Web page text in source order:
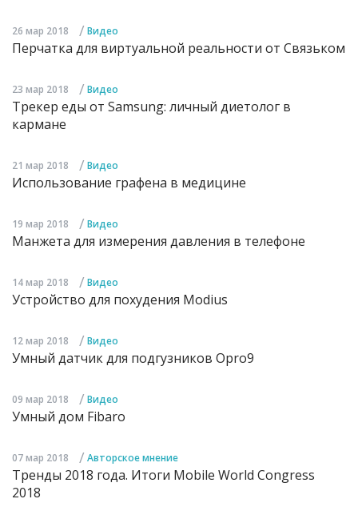
26 мар 2018 / Видео
Перчатка для виртуальной реальности от Связьком
23 мар 2018 / Видео
Трекер еды от Samsung: личный диетолог в
кармане
21 мар 2018 / Видео
Использование графена в медицине
19 мар 2018 / Видео
Манжета для измерения давления в телефоне
14 мар 2018 / Видео
Устройство для похудения Modius
12 мар 2018 / Видео
Умный датчик для подгузников Opro9
09 мар 2018 / Видео
Умный дом Fibaro
07 мар 2018 / Авторское мнение
Тренды 2018 года. Итоги Mobile World Congress
2018